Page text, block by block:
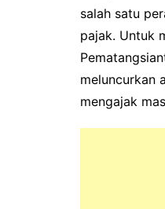
salah satu
pajak. Untuk
meluncurkan
mengajak